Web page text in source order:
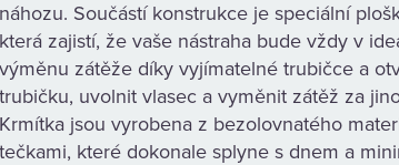
náhozu. Součástí konstrukce je speciální
která zajistí, že vaše nástraha bude vždy v
výměnu zátěže díky vyjímatelné trubičce a
trubičku, uvolnit vlasec a vyměnit zátěž za
Krmítka jsou vyrobena z bezolovnatého
tečkami, které dokonale splyne s dnem a